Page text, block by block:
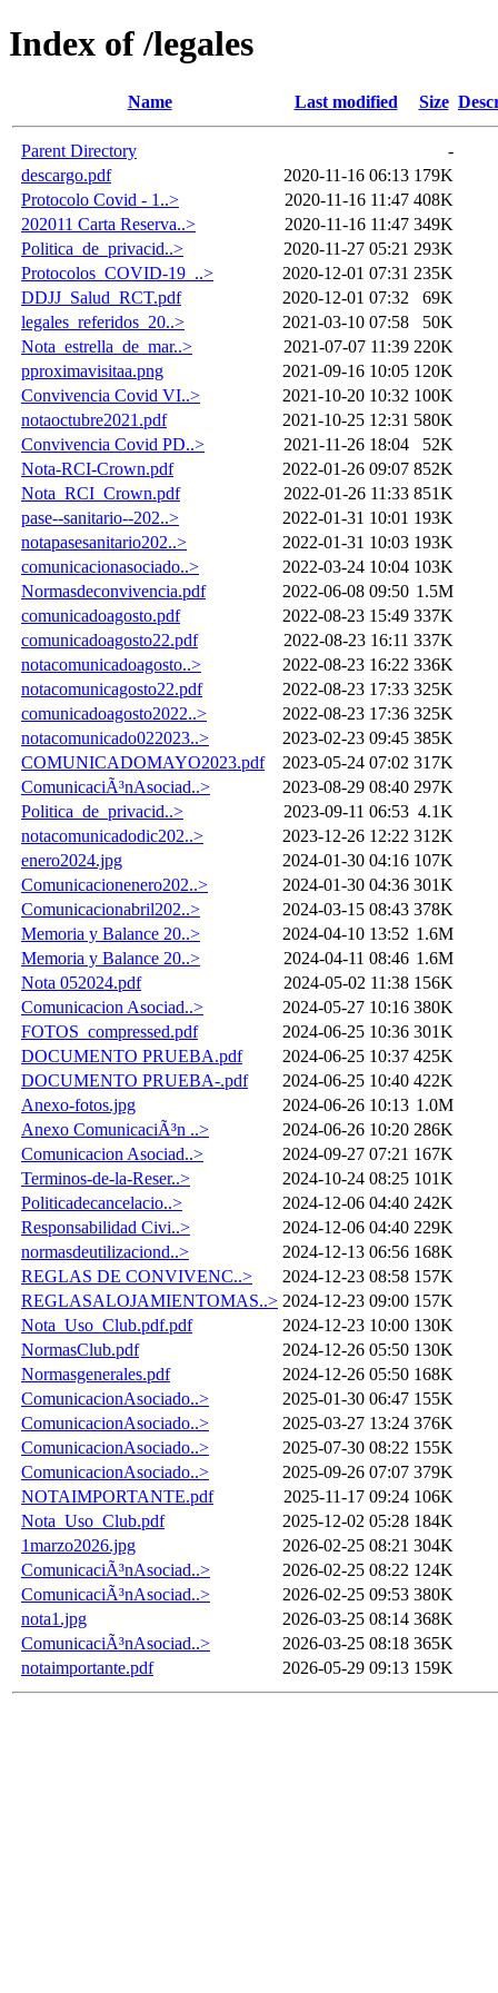
Index of /legales
Name Last modified Size
Parent Directory
-
descargo.pdf
2020-11-16 06:13 179K
Protocolo Covid - 1..>
2020-11-16 11:47 408K
202011 Carta Reserva..>
2020-11-16 11:47 349K
Politica_de_privacid..>
2020-11-27 05:21 293K
Protocolos_COVID-19_..>
2020-12-01 07:31 235K
DDJJ_Salud_RCT.pdf
2020-12-01 07:32
69K
legales_referidos_20..>
2021-03-10 07:58
50K
Nota_estrella_de_mar..>
2021-07-07 11:39 220K
pproximavisitaa.png
2021-09-16 10:05 120K
Convivencia Covid VI..>
2021-10-20 10:32 100K
notaoctubre2021.pdf
2021-10-25 12:31 580K
Convivencia Covid PD..>
2021-11-26 18:04
52K
Nota-RCI-Crown.pdf
2022-01-26 09:07 852K
Nota_RCI_Crown.pdf
2022-01-26 11:33 851K
pase--sanitario--202..>
2022-01-31 10:01 193K
notapasesanitario202..>
2022-01-31 10:03 193K
comunicacionasociado..>
2022-03-24 10:04 103K
Normasdeconvivencia.pdf
2022-06-08 09:50 1.5M
comunicadoagosto.pdf
2022-08-23 15:49 337K
comunicadoagosto22.pdf
2022-08-23 16:11 337K
notacomunicadoagosto..>
2022-08-23 16:22 336K
notacomunicagosto22.pdf
2022-08-23 17:33 325K
comunicadoagosto2022..>
2022-08-23 17:36 325K
notacomunicado022023..>
2023-02-23 09:45 385K
COMUNICADOMAYO2023.pdf
2023-05-24 07:02 317K
ComunicaciÃ³nAsociad..>
2023-08-29 08:40 297K
Politica_de_privacid..>
2023-09-11 06:53 4.1K
notacomunicadodic202..>
2023-12-26 12:22 312K
enero2024.jpg
2024-01-30 04:16 107K
Comunicacionenero202..>
2024-01-30 04:36 301K
Comunicacionabril202..>
2024-03-15 08:43 378K
Memoria y Balance 20..>
2024-04-10 13:52 1.6M
Memoria y Balance 20..>
2024-04-11 08:46 1.6M
Nota 052024.pdf
2024-05-02 11:38 156K
Comunicacion Asociad..>
2024-05-27 10:16 380K
FOTOS_compressed.pdf
2024-06-25 10:36 301K
DOCUMENTO PRUEBA.pdf
2024-06-25 10:37 425K
DOCUMENTO PRUEBA-.pdf
2024-06-25 10:40 422K
Anexo-fotos.jpg
2024-06-26 10:13 1.0M
Anexo ComunicaciÃ³n ..>
2024-06-26 10:20 286K
Comunicacion Asociad..>
2024-09-27 07:21 167K
Terminos-de-la-Reser..>
2024-10-24 08:25 101K
Politicadecancelacio..>
2024-12-06 04:40 242K
Responsabilidad Civi..>
2024-12-06 04:40 229K
normasdeutilizaciond..>
2024-12-13 06:56 168K
REGLAS DE CONVIVENC..>
2024-12-23 08:58 157K
REGLASALOJAMIENTOMAS..> 2024-12-23 09:00 157K
Nota_Uso_Club.pdf.pdf
2024-12-23 10:00 130K
NormasClub.pdf
2024-12-26 05:50 130K
Normasgenerales.pdf
2024-12-26 05:50 168K
ComunicacionAsociado..>
2025-01-30 06:47 155K
ComunicacionAsociado..>
2025-03-27 13:24 376K
ComunicacionAsociado..>
2025-07-30 08:22 155K
ComunicacionAsociado..>
2025-09-26 07:07 379K
NOTAIMPORTANTE.pdf
2025-11-17 09:24 106K
Nota_Uso_Club.pdf
2025-12-02 05:28 184K
1marzo2026.jpg
2026-02-25 08:21 304K
ComunicaciÃ³nAsociad..>
2026-02-25 08:22 124K
ComunicaciÃ³nAsociad..>
2026-02-25 09:53 380K
nota1.jpg
2026-03-25 08:14 368K
ComunicaciÃ³nAsociad..>
2026-03-25 08:18 365K
notaimportante.pdf
2026-05-29 09:13 159K